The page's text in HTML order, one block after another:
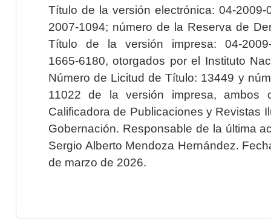
Título de la versión electrónica: 04-2009-
2007-1094; número de la Reserva de
Título de la versión impresa: 04-2009-
1665-6180, otorgados por el Instituto
Número de Licitud de Título: 13449 y
11022 de la versión impresa, ambos
Calificadora de Publicaciones y Revistas
Gobernación. Responsable de la última
Sergio Alberto Mendoza Hernández.
de marzo de 2026.